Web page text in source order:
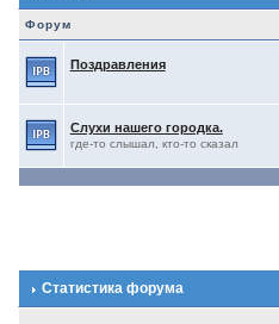
Форум
Поздравления
Слухи нашего городка.
где-то слышал, кто-то сказал
Статистика форума